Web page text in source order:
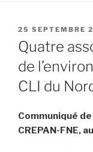
PUBLIÉ
LE
25 SEPTEMBRE
Quatre
de
CLI du
Communiqué de
CREPAN-FNE,